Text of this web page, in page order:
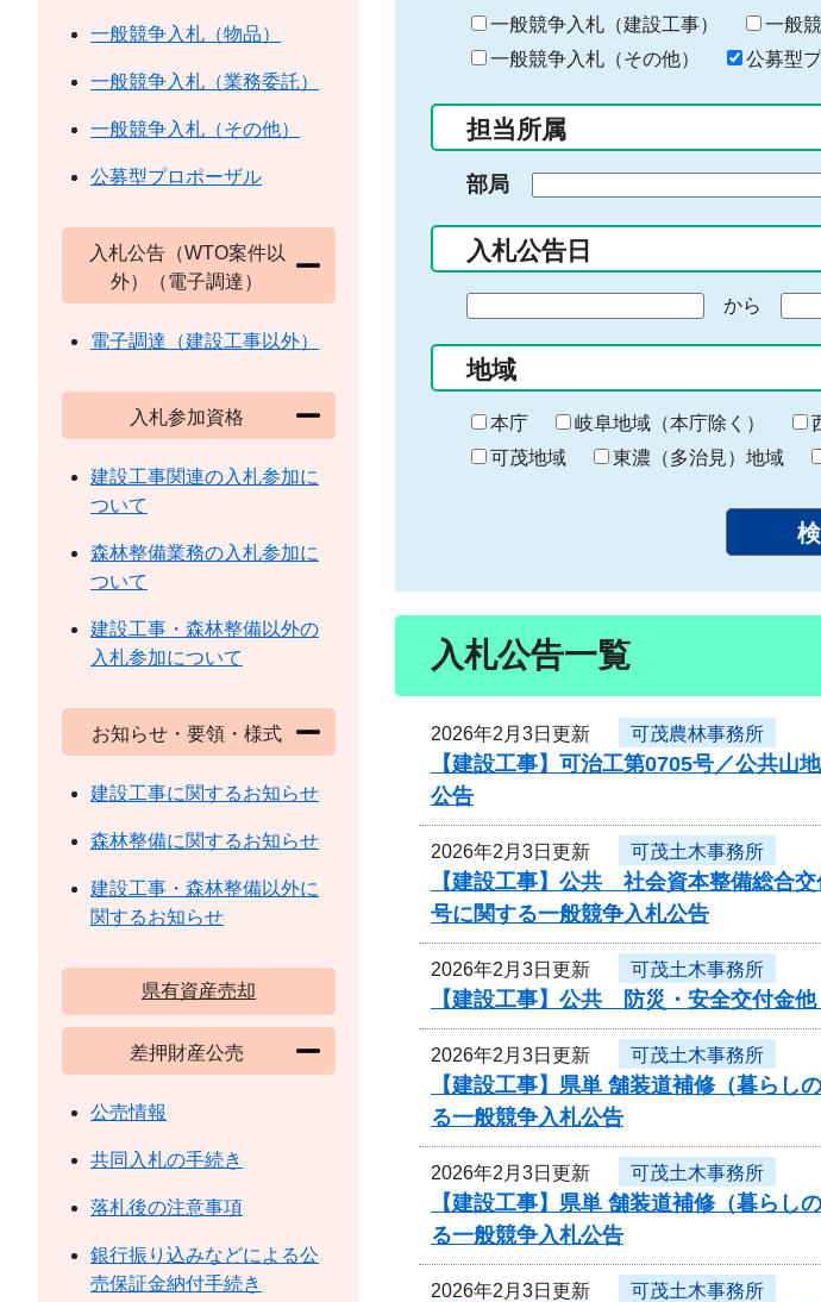
キ
ー
ー
入
力
一般競争入札（建設工事） 一般
一般競争入札（その他）
公募型
担当所属
部局
入札公告日
の
始
ま
り
から
終
わ
り
地域
本庁 岐阜地域（本庁除く）
可茂地域
東濃（多治見）地域
入札公告一覧
2026年2月3日更新 可茂農林事務所
【建設工事】可治工第0705号／公共山
公告
2026年2月3日更新 可茂土木事務所
【建設工事】公共 社会資本整備総合
号に関する一般競争入札公告
2026年2月3日更新 可茂土木事務所
【建設工事】公共 防災・安全交付金
2026年2月3日更新 可茂土木事務所
【建設工事】県単 舗装道補修（暮ら
る一般競争入札公告
2026年2月3日更新 可茂土木事務所
【建設工事】県単 舗装道補修（暮ら
る一般競争入札公告
2026年2月3日更新 可茂土木事務所
一般競争入札（物品）
一般競争入札（業務委託）
一般競争入札（その他）
公募型プロポーザル
入札公告（WTO案件以
外）（電子調達）
電子調達（建設工事以外）
入札参加資格
建設工事関連の入札参加に
ついて
森林整備業務の入札参加に
ついて
建設工事・森林整備以外の
入札参加について
お知らせ・要領・様式
建設工事に関するお知らせ
森林整備に関するお知らせ
建設工事・森林整備以外に
関するお知らせ
県有資産売却
差押財産公売
公売情報
共同入札の手続き
落札後の注意事項
銀行振り込みなどによる公
売保証金納付手続き